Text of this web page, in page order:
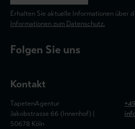
Erhalten Sie aktuelle Informationen über
Informationen zum Datenschutz.
Folgen Sie uns
Kontakt
TapetenAgentur
Jakobstrasse 66 (Innenhof) |
50678 Köln